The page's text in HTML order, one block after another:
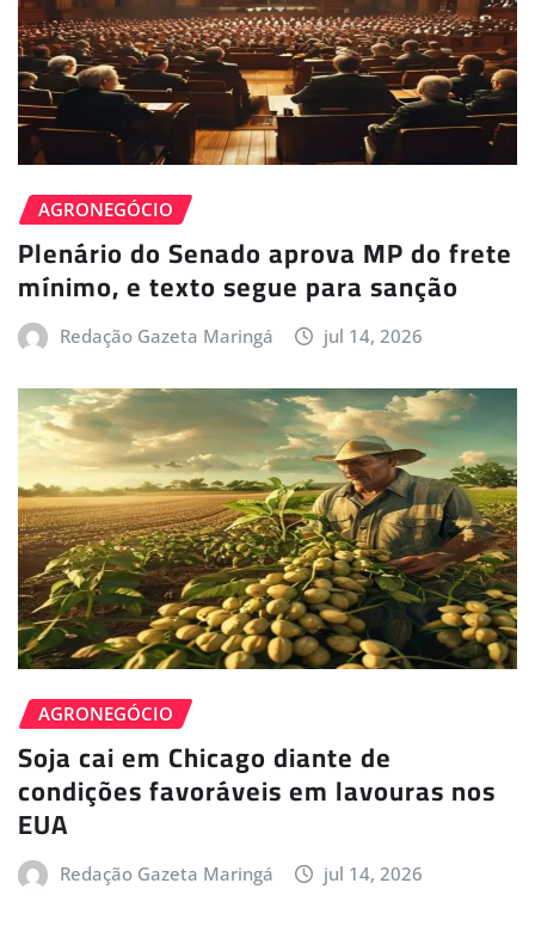
AGRONEGÓCIO
Plenário do Senado aprova MP do frete
mínimo, e texto segue para sanção
Redação Gazeta Maringá jul 14, 2026
AGRONEGÓCIO
Soja cai em Chicago diante de
condições favoráveis em lavouras nos
EUA
Redação Gazeta Maringá jul 14, 2026